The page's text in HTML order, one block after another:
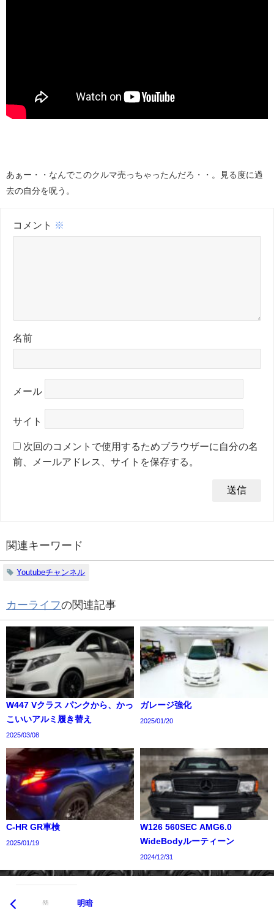
あぁー・・なんでこのクルマ売っちゃったんだろ・・。見る度に過
去の自分を呪う。
コメント ※
名前
メール
サイト
次回のコメントで使用するためブラウザーに自分の名
前、メールアドレス、サイトを保存する。
関連キーワード
Youtubeチャンネル
カーライフの関連記事
W447 Vクラス パンクから、かっ
こいいアルミ履き替え
2025/03/08
ガレージ強化
2025/01/20
C-HR GR車検
2025/01/19
W126 560SEC AMG6.0
WideBodyルーティーン
2024/12/31
明暗